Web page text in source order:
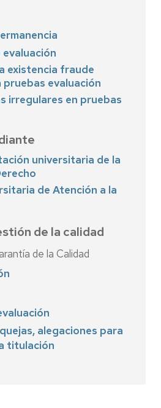
existencia fraude
pruebas evaluación
irregulares en pruebas
universitaria de la
de Atención a la
de la calidad
de la Calidad
alegaciones para
titulación